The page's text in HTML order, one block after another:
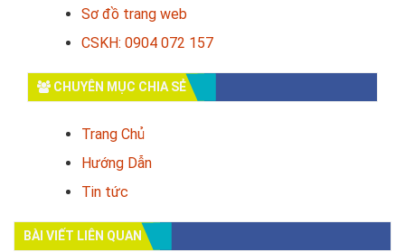
Sơ đồ trang web
CSKH: 0904 072 157
CHUYÊN MỤC CHIA SẺ
Trang Chủ
Hướng Dẫn
Tin tức
BÀI VIẾT LIÊN QUAN